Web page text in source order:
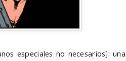
especiales no necesarios]: una